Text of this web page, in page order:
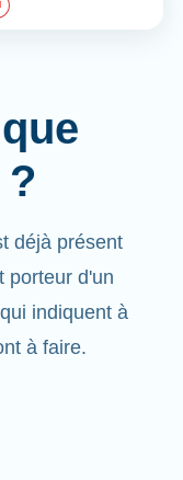
déjà présent
porteur d'un
indiquent à
à faire.